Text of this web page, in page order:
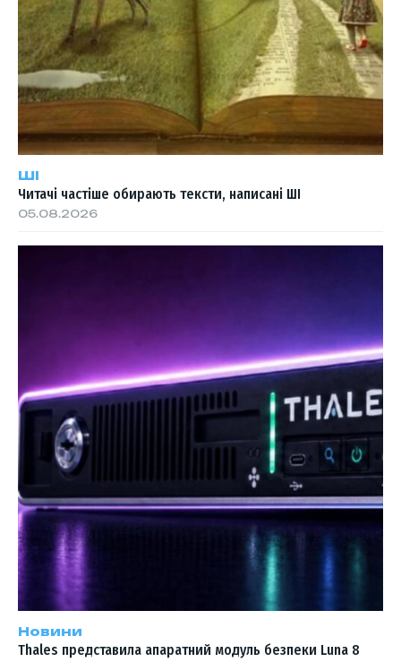
ШІ
Читачі частіше обирають тексти, написані ШІ
05.08.2026
Новини
Thales представила апаратний модуль безпеки Luna 8